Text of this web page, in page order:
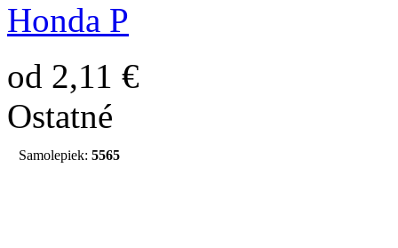
Honda P
od 2,11 €
Ostatné
Samolepiek: 5565